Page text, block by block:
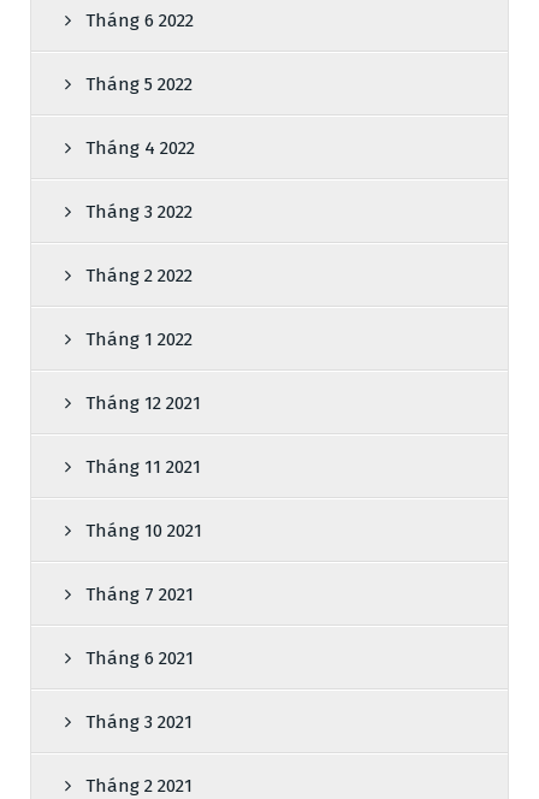
Tháng 6 2022
Tháng 5 2022
Tháng 4 2022
Tháng 3 2022
Tháng 2 2022
Tháng 1 2022
Tháng 12 2021
Tháng 11 2021
Tháng 10 2021
Tháng 7 2021
Tháng 6 2021
Tháng 3 2021
Tháng 2 2021